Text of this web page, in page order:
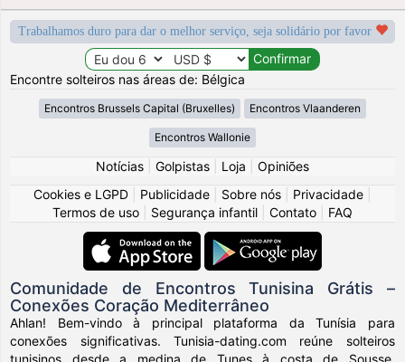
Trabalhamos duro para dar o melhor serviço, seja solidário por favor
Encontre solteiros nas áreas de: Bélgica
Encontros Brussels Capital (Bruxelles) Encontros Vlaanderen
Encontros Wallonie
Notícias Golpistas Loja
Opiniões
Cookies e LGPD
Publicidade Sobre nós Privacidade
Termos de uso
Segurança infantil Contato FAQ
Comunidade de Encontros Tunisina Grátis –
Conexões Coração Mediterrâneo
Ahlan! Bem-vindo à principal plataforma da Tunísia para
conexões significativas. Tunisia-dating.com reúne solteiros
tunisinos desde a medina de Tunes à costa de Sousse,